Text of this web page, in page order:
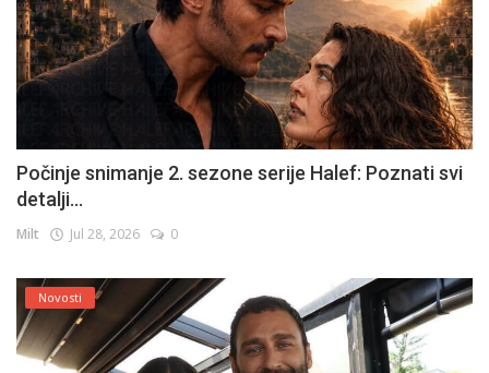
Počinje snimanje 2. sezone serije Halef: Poznati svi
detalji...
Milt Jul 28, 2026 0
Novosti